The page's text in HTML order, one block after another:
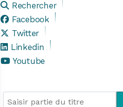
Rechercher
Facebook
Twitter
Linkedin
Youtube
Saisir partie du titre